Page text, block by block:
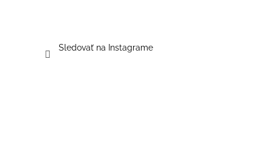
Sledovať na Instagrame